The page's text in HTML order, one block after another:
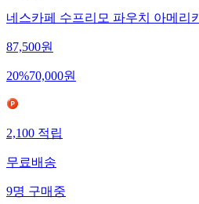
네스카페 수프리모 파우치 아메리
87,500원
20%70,000원
2,100적립
무료배송
9명구매중